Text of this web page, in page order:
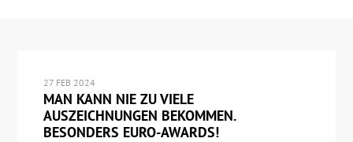
27 FEB 2024
MAN KANN NIE ZU VIELE
AUSZEICHNUNGEN BEKOMMEN.
BESONDERS EURO-AWARDS!